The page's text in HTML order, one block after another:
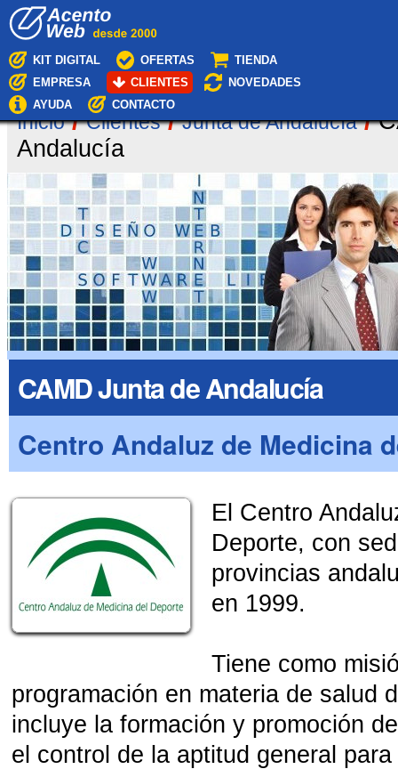
KIT DIGITAL OFERTAS
TIENDA
EMPRESA
CLIENTES
NOVEDADES
AYUDA
CONTACTO
Inicio /Clientes /Junta de Andalucía /
Andalucía
CAMD Junta de Andalucía
Centro Andaluz de Medicina
Cliente
El Centro
Deporte, con
provincias
en 1999.
Tiene como
programación en materia de salud
incluye la formación y promoción
el control de la aptitud general